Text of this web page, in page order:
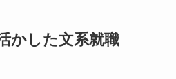
かした文系就職